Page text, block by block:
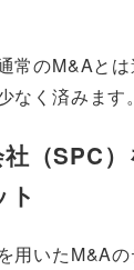
常のM&Aとは
なく 済みます。
（SPC
用いたM&A